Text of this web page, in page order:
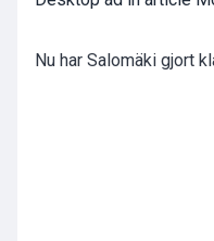
Nu har Salomäki gjort